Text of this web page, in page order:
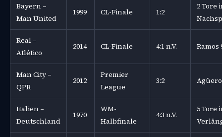
Bayern –
Man United
1999 CL-Finale 1:2
2 Tore
Real –
Atlético
2014 CL-Finale 4:1 n.V. Ramos
Man City –
QPR
2012
Premier
League
3:2 Agüero
Italien –
Deutschland
1970
WM-
Halbfinale
4:3 n.V.
5 Tore